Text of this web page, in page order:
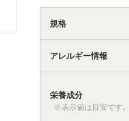
規格
アレルギー情報
栄養成分
※表示値は目安です。